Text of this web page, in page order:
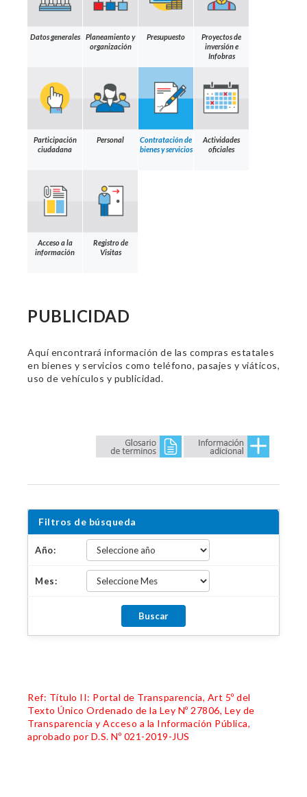
Datos generales
Planeamiento y
organización
Presupuesto
Proyectos de
inversión e
Infobras
Participación
ciudadana
Personal
Contratación de
bienes y servicios
Actividades
oficiales
Acceso a la
información
Registro de
Visitas
PUBLICIDAD
Aquí encontrará información de las compras estatales
en bienes y servicios como teléfono, pasajes y viáticos,
uso de vehículos y publicidad.
Filtros de búsqueda
Año:
Mes:
Ref: Título II: Portal de Transparencia, Art 5º del
Texto Único Ordenado de la Ley Nº 27806, Ley de
Transparencia y Acceso a la Información Pública,
aprobado por D.S. Nº 021-2019-JUS